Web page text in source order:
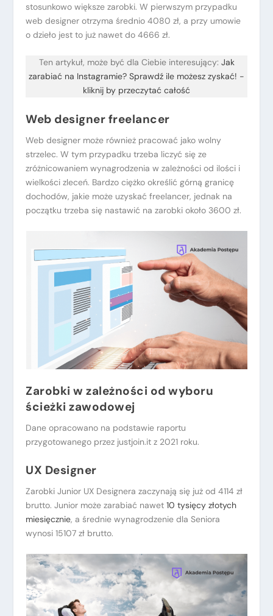
stosunkowo większe zarobki. W pierwszym przypadku
web designer otrzyma średnio 4080 zł, a przy umowie
o dzieło jest to już nawet do 4666 zł.
Ten artykuł, może być dla Ciebie interesujący: Jak
zarabiać na Instagramie? Sprawdź ile możesz zyskać! -
kliknij by przeczytać całość
Web designer freelancer
Web designer może również pracować jako wolny
strzelec. W tym przypadku trzeba liczyć się ze
zróżnicowaniem wynagrodzenia w zależności od ilości i
wielkości zleceń. Bardzo ciężko określić górną granicę
dochodów, jakie może uzyskać freelancer, jednak na
początku trzeba się nastawić na zarobki około 3600 zł.
Zarobki w zależności od wyboru
ścieżki zawodowej
Dane opracowano na podstawie raportu
przygotowanego przez justjoin.it z 2021 roku.
UX Designer
Zarobki Junior UX Designera zaczynają się już od 4114 zł
brutto. Junior może zarabiać nawet10 tysięcy złotych
miesięcznie, a średnie wynagrodzenie dla Seniora
wynosi 15107 zł brutto.